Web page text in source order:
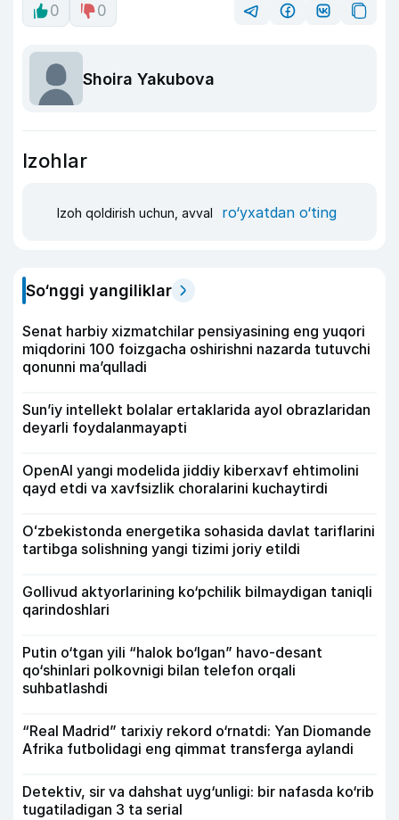
0 0
Shoira Yakubova
Izohlar
Izoh qoldirish uchun, avval ro‘yxatdan o‘ting
So‘nggi yangiliklar
Senat harbiy xizmatchilar pensiyasining eng yuqori
miqdorini 100 foizgacha oshirishni nazarda tutuvchi
qonunni ma’qulladi
Sun’iy intellekt bolalar ertaklarida ayol obrazlaridan
deyarli foydalanmayapti
OpenAI yangi modelida jiddiy kiberxavf ehtimolini
qayd etdi va xavfsizlik choralarini kuchaytirdi
Oʻzbekistonda energetika sohasida davlat tariflarini
tartibga solishning yangi tizimi joriy etildi
Gollivud aktyorlarining ko‘pchilik bilmaydigan taniqli
qarindoshlari
Putin o‘tgan yili “halok bo‘lgan” havo-desant
qo‘shinlari polkovnigi bilan telefon orqali
suhbatlashdi
“Real Madrid” tarixiy rekord o‘rnatdi: Yan Diomande
Afrika futbolidagi eng qimmat transferga aylandi
Detektiv, sir va dahshat uyg‘unligi: bir nafasda ko‘rib
tugatiladigan 3 ta serial